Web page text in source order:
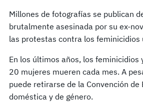
Millones de fotografías se publican
brutalmente asesinada por su ex-
las protestas contra los feminicidios
En los últimos años, los
20 mujeres mueren cada mes. A
puede retirarse de la Convención
doméstica y de género.